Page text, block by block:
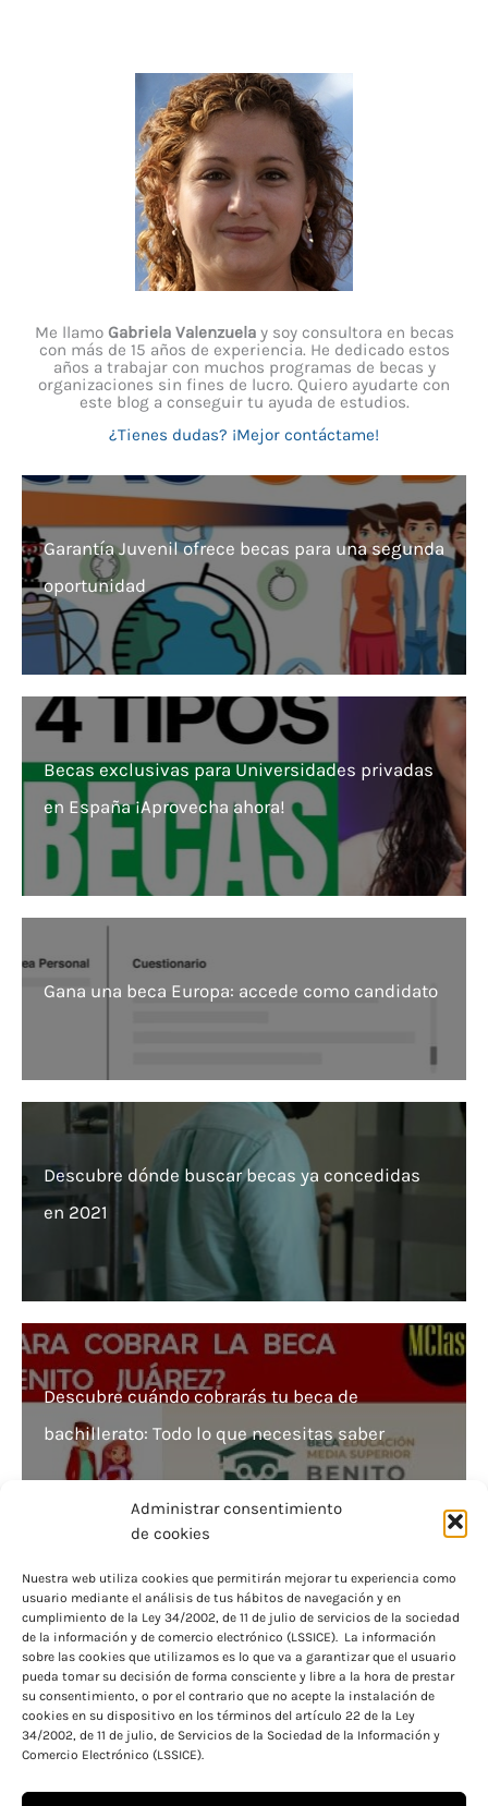
Administrar consentimiento
de cookies
Nuestra web utiliza cookies que permitirán mejorar tu experiencia como
usuario mediante el análisis de tus hábitos de navegación y en
cumplimiento de la Ley 34/2002, de 11 de julio de servicios de la sociedad
de la información y de comercio electrónico (LSSICE). La información
sobre las cookies que utilizamos es lo que va a garantizar que el usuario
pueda tomar su decisión de forma consciente y libre a la hora de prestar
su consentimiento, o por el contrario que no acepte la instalación de
cookies en su dispositivo en los términos del artículo 22 de la Ley
34/2002, de 11 de julio, de Servicios de la Sociedad de la Información y
Comercio Electrónico (LSSICE).
Me llamo Gabriela Valenzuelay soy consultora en becas
con más de 15 años de experiencia. He dedicado estos
años a trabajar con muchos programas de becas y
organizaciones sin fines de lucro. Quiero ayudarte con
este blog a conseguir tu ayuda de estudios.
¿Tienes dudas? ¡Mejor contáctame!
Garantía Juvenil ofrece becas para una segunda
oportunidad
Becas exclusivas para Universidades privadas
en España ¡Aprovecha ahora!
Gana una beca Europa: accede como candidato
Descubre dónde buscar becas ya concedidas
en 2021
Descubre cuándo cobrarás tu beca de
bachillerato: Todo lo que necesitas saber
Consigue tu beca en España: aprende cómo
aplicar en 5 pasos